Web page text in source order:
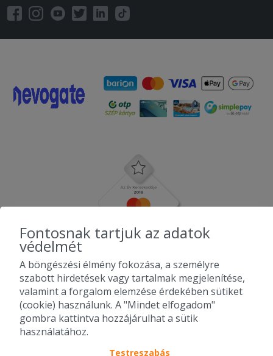
Fontosnak tartjuk az adatok
védelmét
A böngészési élmény fokozása, a személyre
szabott hirdetések vagy tartalmak megjelenítése,
valamint a forgalom elemzése érdekében sütiket
(cookie) használunk. A "Mindet elfogadom"
gombra kattintva hozzájárulhat a sütik
használatához.
Testreszabás